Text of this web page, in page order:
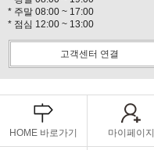
* 주말 08:00 ~ 17:00
* 점심 12:00 ~ 13:00
고객센터 연결
HOME 바로가기 마이페이지